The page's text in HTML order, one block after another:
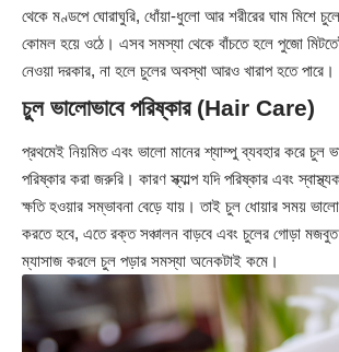
থেকে মণ্ডপে ঘোরাঘুরি, ধোঁয়া-ধুলো আর শরীরের ঘাম মিশে
কোমল হয়ে ওঠে। এসব সমস্যা থেকে বাঁচতে হলে পুজো
নেওয়া দরকার, না হলে চুলের অবস্থা আরও খারাপ হতে পারে।
চুল ভালোভাবে পরিষ্কার (Hair Care)
প্রথমেই নিয়মিত এবং ভালো মানের শ্যাম্পু ব্যবহার করে চুল
পরিষ্কার করা জরুরি। কারণ স্ক্যাল্প যদি পরিষ্কার এবং
ক্ষতি হওয়ার সম্ভাবনা বেড়ে যায়। তাই চুল ধোয়ার সময়
করতে হবে, এতে রক্ত সঞ্চালন বাড়বে এবং চুলের গোড়া মজবুত
ম্যাসাজ করলে চুল পড়ার সমস্যা অনেকটাই কমে।